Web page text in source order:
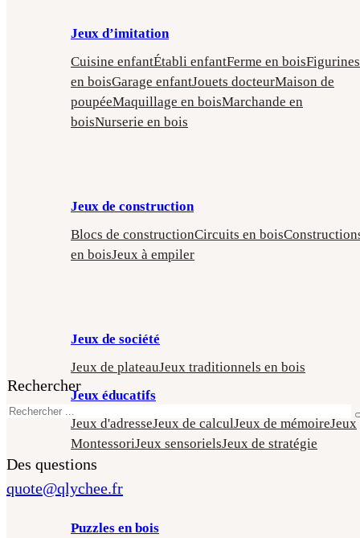
Rechercher
Des questions
quote@qlychee.fr
Jeux d’imitation
Cuisine enfantÉtabli enfantFerme en boisFigurines
en boisGarage enfantJouets docteurMaison de
poupéeMaquillage en boisMarchande en
boisNurserie en bois
Jeux de construction
Blocs de constructionCircuits en bois
en boisJeux à empiler
Jeux de société
Jeux de plateauJeux traditionnels en bois
Jeux éducatifs
Jeux d'adresseJeux de calculJeux de mémoireJeux
MontessoriJeux sensorielsJeux de stratégie
Puzzles en bois